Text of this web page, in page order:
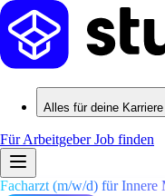
Alles für deine Karriere
Für ArbeitgeberJob finden
Facharzt (m/w/d) für Innere